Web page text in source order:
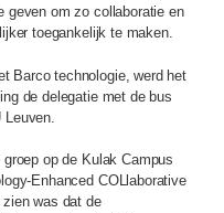
geven om zo collaboratie en
toegankelijk te maken.
Barco technologie, werd het
de delegatie met de bus
op de Kulak Campus
Enhanced COLlaborative
was dat de